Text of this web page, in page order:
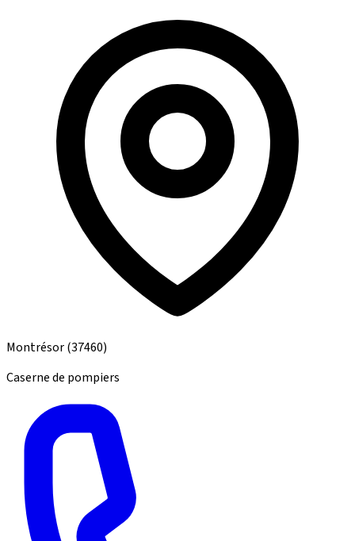
Montrésor(37460)
Caserne de pompiers